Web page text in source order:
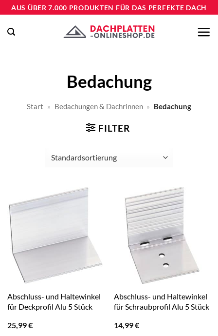
Zum
springen
AUS ÜBER 7.000 PRODUKTEN FÜR DAS PERFEKTE DACH
Bedachung
Start » Bedachungen & Dachrinnen » Bedachung
FILTER
Abschluss- und Haltewinkel
für Deckprofil Alu 5 Stück
25,99€
Abschluss- und Haltewinkel
für Schraubprofil Alu 5 Stück
14,99€